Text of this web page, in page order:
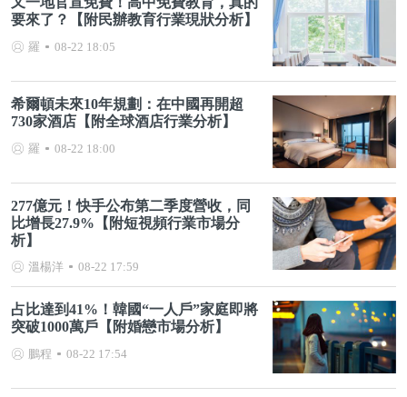
要來了？【附民辦教育行業現狀分析】
羅 08-22 18:05
希爾頓未來10年規劃：在中國再開超
730家酒店【附全球酒店行業分析】
羅 08-22 18:00
277億元！快手公布第二季度營收，同
比增長27.9%【附短視頻行業市場分
析】
溫楊洋 08-22 17:59
占比達到41%！韓國“一人戶”家庭即將
突破1000萬戶【附婚戀市場分析】
鵬程 08-22 17:54